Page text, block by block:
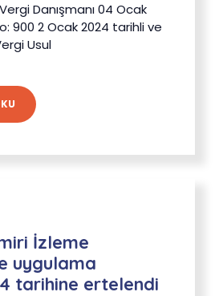
Danışmanı 04 Ocak
900 2 Ocak 2024 tarihli ve
Usul
İzleme
uygulama
tarihine ertelendi